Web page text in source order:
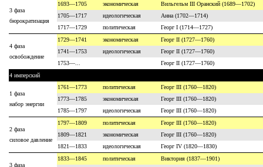
3 фаза
бюрократизация
1693—1705 экономическая
Вильгельм III Оранский (1689—1702)
1705—1717
идеологическая
Анна (1702—1714)
1717—1729
политическая Георг I (1714—1727)
4 фаза
освобождение
1729—1741 экономическая
Георг II (1727—1760)
1741—1753
идеологическая
Георг II (1727—1760)
1753—...
Георг II (1727—1760)
4 имперский
1 фаза
набор энергии
1761—1773 политическая
Георг III (1760—1820)
1773—1785
экономическая
Георг III (1760—1820)
1785—1797
идеологическая Георг III (1760—1820)
2 фаза
силовое давление
1797—1809 политическая
Георг III (1760—1820)
1809—1821
экономическая
Георг III (1760—1820)
1821—1833
идеологическая Георг IV (1820—1830)
3 фаза
1833—1845 политическая Виктория (1837—1901)